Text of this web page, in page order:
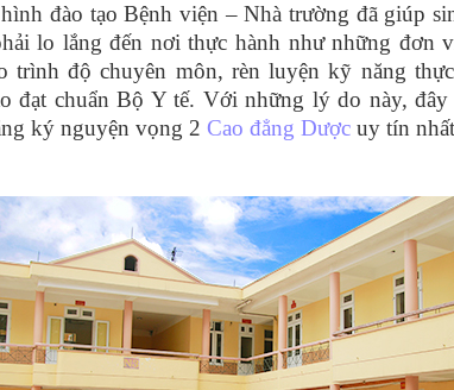
đào tạo Bệnh viện – Nhà trường đã giúp
lo lắng đến nơi thực hành như những đơn
trình độ chuyên môn, rèn luyện kỹ năng
đạt chuẩn Bộ Y tế. Với những lý do này,
ký nguyện vọng 2 Cao đẳng Dượcuy tín nhất